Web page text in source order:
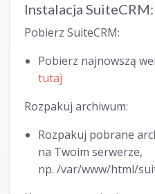
Instalacja
Pobierz SuiteCRM:
Pobierz najnowszą
tutaj
Rozpakuj archiwum:
Rozpakuj pobrane
na Twoim serwerze,
np. /var/www/html/